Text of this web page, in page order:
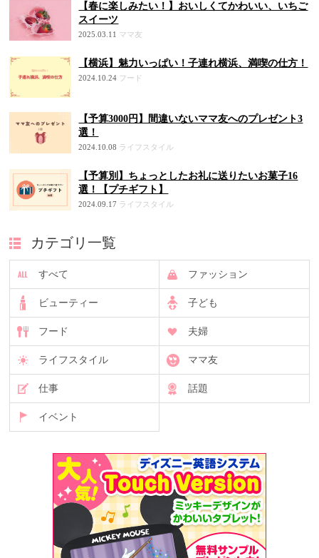
【春に楽しみたい！】おいしくてかわいい、いちご
スイーツ
2025.03.11 ママ友
【横浜】魅力いっぱい！子連れ横浜、満喫の仕方！
2024.10.24 フード
【予算3000円】間違いないママ友へのプレゼント3
選！
2024.10.08 ライフスタイル
【予算別】ちょっとしたお礼に送りたいお菓子16
選！【プチギフト】
2024.09.17 ライフスタイル
カテゴリ一覧
すべて ファッション
ビューティー 子ども
フード 夫婦
ライフスタイル ママ友
仕事 話題
イベント